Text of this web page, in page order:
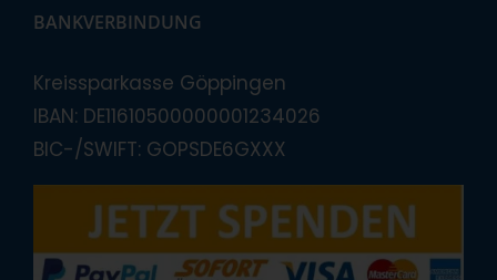
BANKVERBINDUNG
Kreissparkasse Göppingen
IBAN: DE11610500000001234026
BIC-/SWIFT: GOPSDE6GXXX